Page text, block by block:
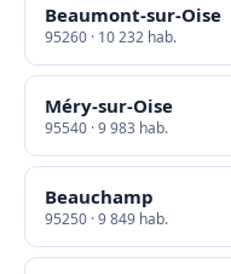
Beaumont-sur-Oise
95260 · 10 232 hab.
Méry-sur-Oise
95540 · 9 983 hab.
Beauchamp
95250 · 9 849 hab.